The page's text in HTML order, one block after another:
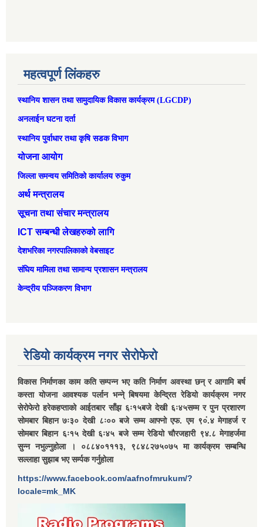
महत्वपूर्ण लिंकहरु
स्थानिय शासन तथा सामुदायिक विकास कार्यक्रम (LGCDP)
अनलाईन घटना दर्ता
स्थानिय पुर्वाधार तथा कृषि सडक विभाग
योजना आयोग
जिल्ला समन्वय समितिको कार्यालय रुकुम
अर्थ मन्त्रालय
सूचना तथा संचार मन्त्रालय
ICT सम्बन्धी लेखहरुको लागि
देशभरिका नगरपालिकाको वेबसाइट
संघिय मामिला तथा सामान्‍य प्रशासन मन्त्रालय
केन्द्रीय पञ्जिकरण विभाग
रेडियो कार्यक्रम नगर सेरोफेरो
विकास निर्माणका काम कति सम्पन्न भए कति निर्माण अवस्था छन् र आगामि बर्ष
कस्ता योजना आवश्यक पर्लान भन्ने् बिषयमा केन्द्रित रेडियो कार्यक्रम नगर
सेरोफेरो हरेकहप्ताको आईतबार साँझ ६ः१५बजे देखी ६ः४५सम्म र पुन प्रशारण
सोमबार बिहान ७ः३० देखी ८ः०० बजे सम्म आफ्नो एफ. एम ९०ं.४ मेगाहर्ज र
सोमबार बिहान ६ः१५ देखी ६ः४५ बजे सम्म रेडियो चौरजहारी ९४.८ मेगाहर्जमा
सुन्न नभुल्नुहोला । ०८८४०१११३, ९८४८२७५०७५ मा कार्यक्रम सम्बन्धि
सल्लाहा सुझाब भए सर्म्पक गर्नुहोला
https://www.facebook.com/aafnofmrukum/?
locale=mk_MK